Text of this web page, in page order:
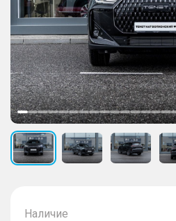
Наличие